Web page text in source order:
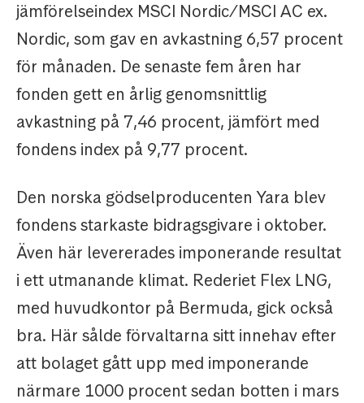
jämförelseindex MSCI Nordic/MSCI AC ex.
Nordic, som gav en avkastning 6,57 procent
för månaden. De senaste fem åren har
fonden gett en årlig genomsnittlig
avkastning på 7,46 procent, jämfört med
fondens index på 9,77 procent.
Den norska gödselproducenten Yara blev
fondens starkaste bidragsgivare i oktober.
Även här levererades imponerande resultat
i ett utmanande klimat. Rederiet Flex LNG,
med huvudkontor på Bermuda, gick också
bra. Här sålde förvaltarna sitt innehav efter
att bolaget gått upp med imponerande
närmare 1000 procent sedan botten i mars